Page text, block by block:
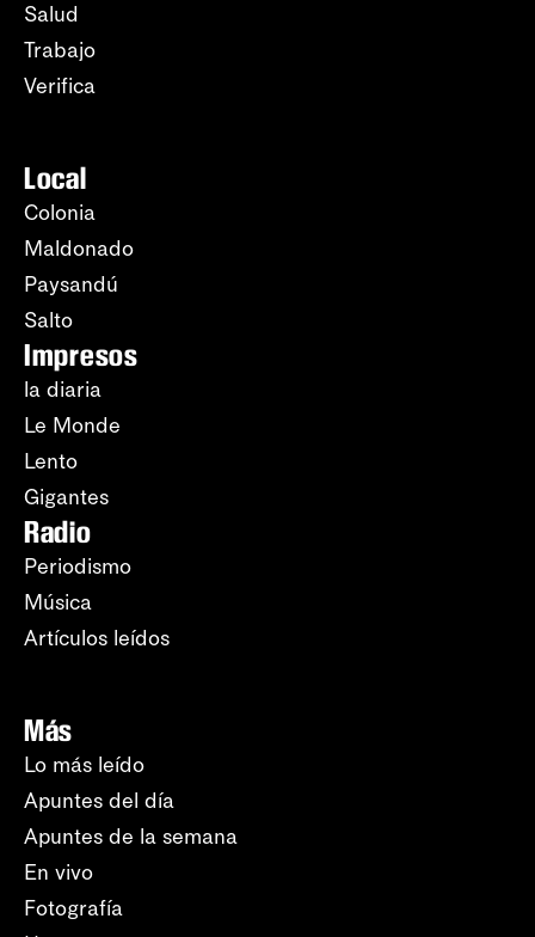
Salud
Trabajo
Verifica
Local
Colonia
Maldonado
Paysandú
Salto
Impresos
la diaria
Le Monde
Lento
Gigantes
Radio
Periodismo
Música
Artículos leídos
Más
Lo más leído
Apuntes del día
Apuntes de la semana
En vivo
Fotografía